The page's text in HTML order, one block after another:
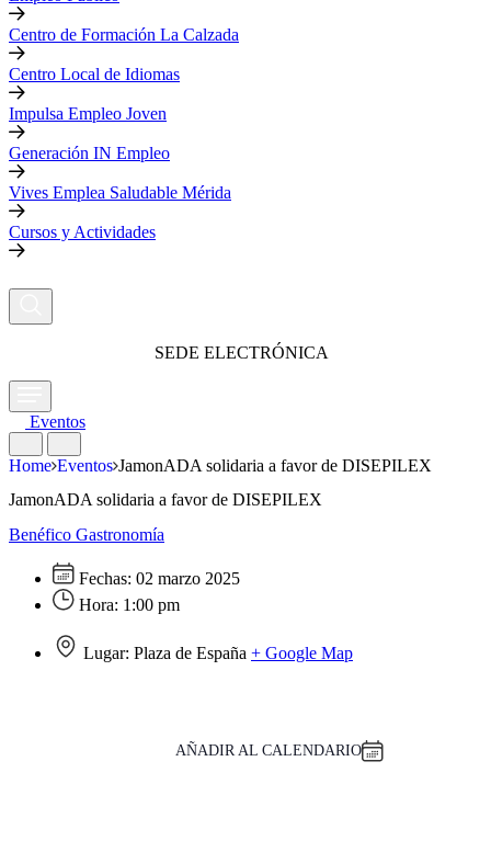
Centro de Formación La Calzada
Centro Local de Idiomas
Impulsa Empleo Joven
Generación IN Empleo
Vives Emplea Saludable Mérida
Cursos y Actividades
SEDE ELECTRÓNICA
Eventos
Home Eventos JamonADA solidaria a favor de DISEPILEX
JamonADA solidaria a favor de DISEPILEX
Benéfico Gastronomía
Fechas: 02 marzo 2025
Hora: 1:00 pm
Lugar: Plaza de España + Google Map
AÑADIR AL CALENDARIO